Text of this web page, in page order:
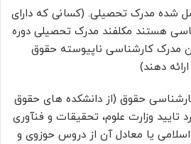
شده مدرک تحصیلی. (کسانی که دارای
هستند مکلفند مدرک تحصیلی دوره
مدرک کارشناسی ناپیوسته حقوق
دهند)
کارشناسی حقوق (از دانشکده های حقوق
تایید وزارت علوم، تحقیقات و فنآوری
یا معادل آن از دروس حوزوی و